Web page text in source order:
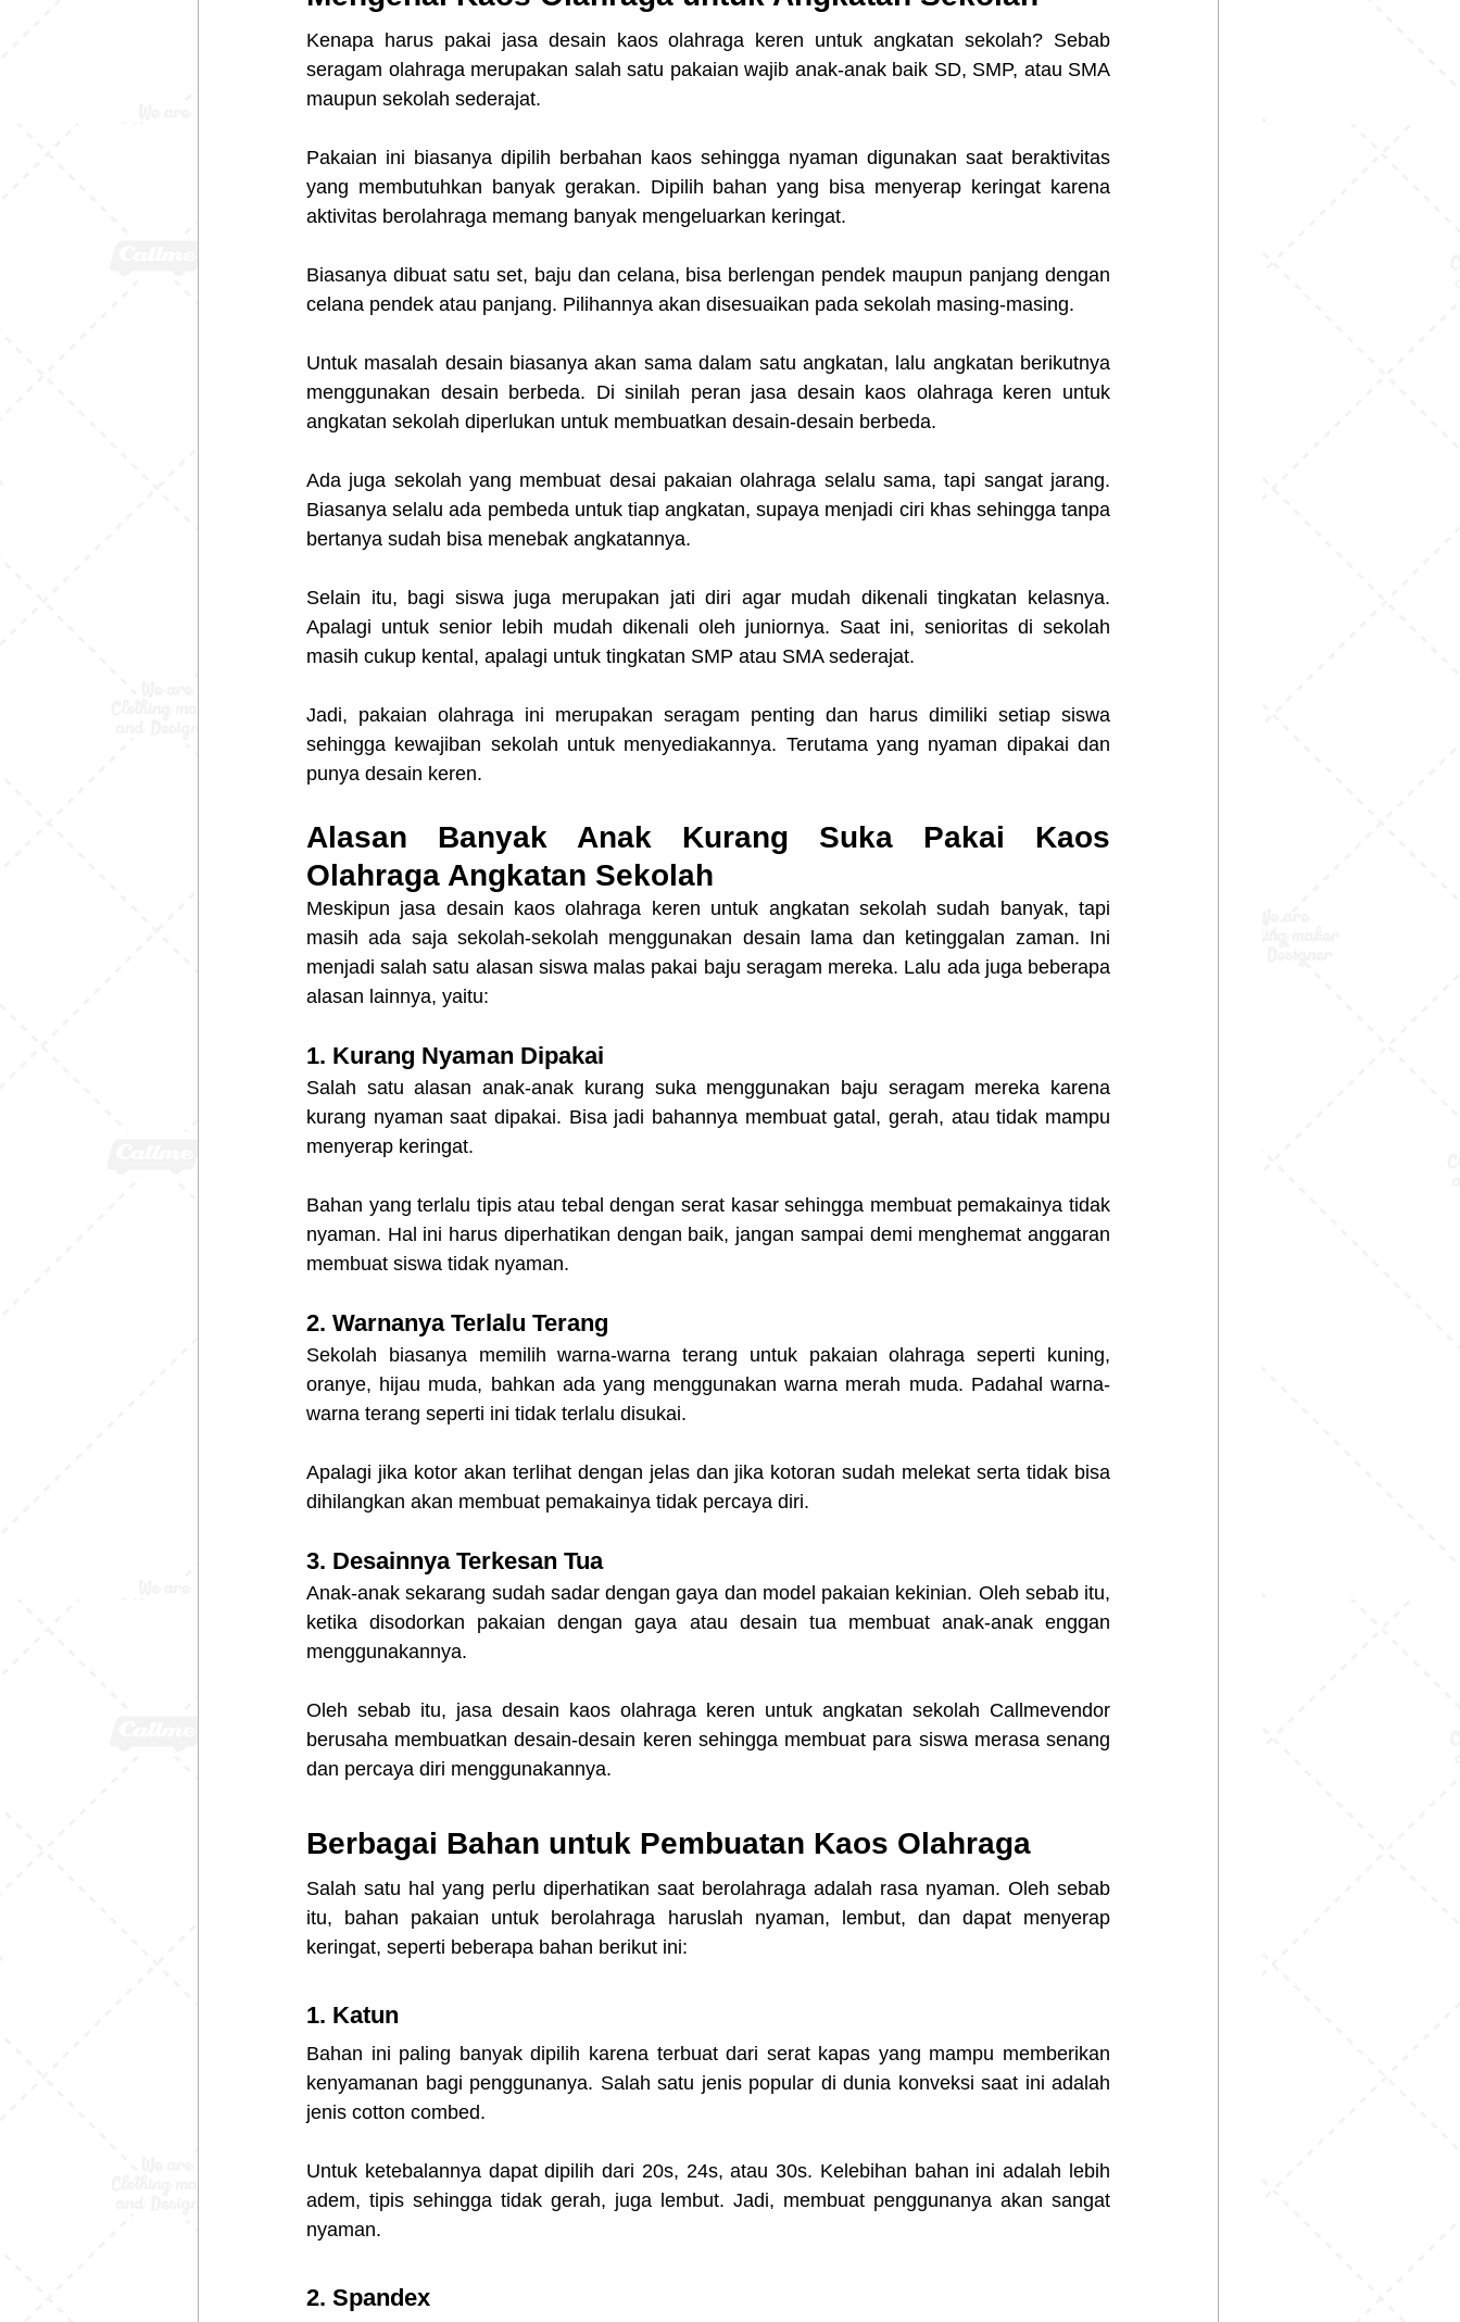
Kenapa harus pakai jasa desain kaos olahraga keren untuk angkatan sekolah? Sebab
seragam olahraga merupakan salah satu pakaian wajib anak-anak baik SD, SMP, atau SMA
maupun sekolah sederajat.
Pakaian ini biasanya dipilih berbahan kaos sehingga nyaman digunakan saat beraktivitas
yang membutuhkan banyak gerakan. Dipilih bahan yang bisa menyerap keringat karena
aktivitas berolahraga memang banyak mengeluarkan keringat.
Biasanya dibuat satu set, baju dan celana, bisa berlengan pendek maupun panjang dengan
celana pendek atau panjang. Pilihannya akan disesuaikan pada sekolah masing-masing.
Untuk masalah desain biasanya akan sama dalam satu angkatan, lalu angkatan berikutnya
menggunakan desain berbeda. Di sinilah peran jasa desain kaos olahraga keren untuk
angkatan sekolah diperlukan untuk membuatkan desain-desain berbeda.
Ada juga sekolah yang membuat desai pakaian olahraga selalu sama, tapi sangat jarang.
Biasanya selalu ada pembeda untuk tiap angkatan, supaya menjadi ciri khas sehingga tanpa
bertanya sudah bisa menebak angkatannya.
Selain itu, bagi siswa juga merupakan jati diri agar mudah dikenali tingkatan kelasnya.
Apalagi untuk senior lebih mudah dikenali oleh juniornya. Saat ini, senioritas di sekolah
masih cukup kental, apalagi untuk tingkatan SMP atau SMA sederajat.
Jadi, pakaian olahraga ini merupakan seragam penting dan harus dimiliki setiap siswa
sehingga kewajiban sekolah untuk menyediakannya. Terutama yang nyaman dipakai dan
punya desain keren.
Alasan Banyak Anak Kurang Suka Pakai Kaos
Olahraga Angkatan Sekolah
Meskipun jasa desain kaos olahraga keren untuk angkatan sekolah sudah banyak, tapi
masih ada saja sekolah-sekolah menggunakan desain lama dan ketinggalan zaman. Ini
menjadi salah satu alasan siswa malas pakai baju seragam mereka. Lalu ada juga beberapa
alasan lainnya, yaitu:
1. Kurang Nyaman Dipakai
Salah satu alasan anak-anak kurang suka menggunakan baju seragam mereka karena
kurang nyaman saat dipakai. Bisa jadi bahannya membuat gatal, gerah, atau tidak mampu
menyerap keringat.
Bahan yang terlalu tipis atau tebal dengan serat kasar sehingga membuat pemakainya tidak
nyaman. Hal ini harus diperhatikan dengan baik, jangan sampai demi menghemat anggaran
membuat siswa tidak nyaman.
2. Warnanya Terlalu Terang
Sekolah biasanya memilih warna-warna terang untuk pakaian olahraga seperti kuning,
oranye, hijau muda, bahkan ada yang menggunakan warna merah muda. Padahal warna-
warna terang seperti ini tidak terlalu disukai.
Apalagi jika kotor akan terlihat dengan jelas dan jika kotoran sudah melekat serta tidak bisa
dihilangkan akan membuat pemakainya tidak percaya diri.
3. Desainnya Terkesan Tua
Anak-anak sekarang sudah sadar dengan gaya dan model pakaian kekinian. Oleh sebab itu,
ketika disodorkan pakaian dengan gaya atau desain tua membuat anak-anak enggan
menggunakannya.
Oleh sebab itu, jasa desain kaos olahraga keren untuk angkatan sekolah Callmevendor
berusaha membuatkan desain-desain keren sehingga membuat para siswa merasa senang
dan percaya diri menggunakannya.
Berbagai Bahan untuk Pembuatan Kaos Olahraga
Salah satu hal yang perlu diperhatikan saat berolahraga adalah rasa nyaman. Oleh sebab
itu, bahan pakaian untuk berolahraga haruslah nyaman, lembut, dan dapat menyerap
keringat, seperti beberapa bahan berikut ini:
1. Katun
Bahan ini paling banyak dipilih karena terbuat dari serat kapas yang mampu memberikan
kenyamanan bagi penggunanya. Salah satu jenis popular di dunia konveksi saat ini adalah
jenis cotton combed.
Untuk ketebalannya dapat dipilih dari 20s, 24s, atau 30s. Kelebihan bahan ini adalah lebih
adem, tipis sehingga tidak gerah, juga lembut. Jadi, membuat penggunanya akan sangat
nyaman.
2. Spandex